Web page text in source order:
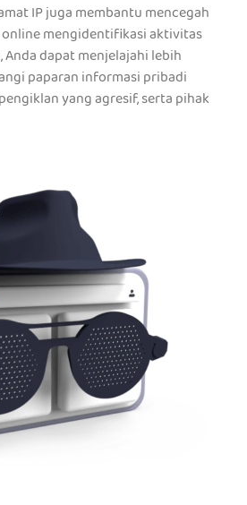
IP juga membantu mencegah
mengidentifikasi aktivitas
Anda dapat menjelajahi lebih
paparan informasi pribadi
yang agresif, serta pihak